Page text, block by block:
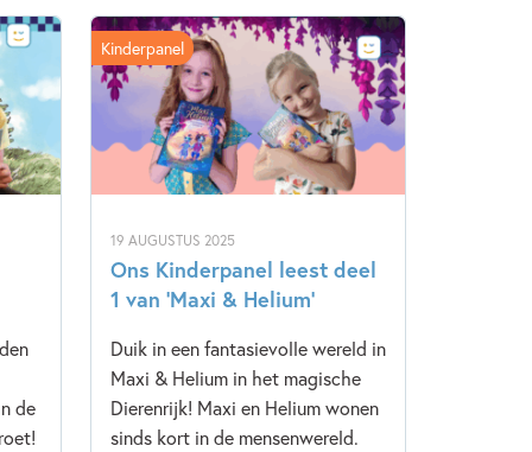
de
19 AUGUSTUS 2025
Ons Kinderpanel leest deel
1 van ‘Maxi & Helium’
Duik in een fantasievolle wereld in
Maxi & Helium in het magische
Dierenrijk! Maxi en Helium wonen
sinds kort in de mensenwereld.
Kinderpanel